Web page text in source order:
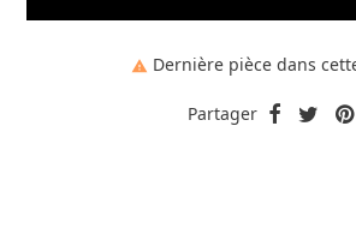
 Dernière pièce dans
Partager